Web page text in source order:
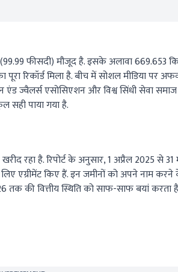
फीसदी) मौजूद है. इसके अलावा 669.653
रिकॉर्ड मिला है. बीच में सोशल मीडिया पर
एंड ज्वैलर्स एसोसिएशन और विश्व सिंधी सेवा
सही पाया गया है.
रहा है. रिपोर्ट के अनुसार, 1 अप्रैल 2025 से 31
एग्रीमेंट किए हैं. इन जमीनों को अपने नाम करने
तक की वित्तीय स्थिति को साफ-साफ बयां करता